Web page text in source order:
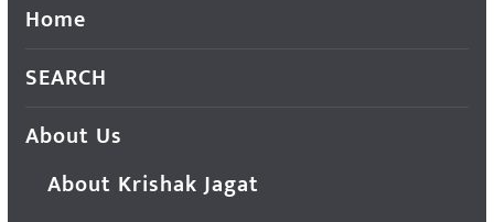
Home
SEARCH
About Us
About Krishak Jagat